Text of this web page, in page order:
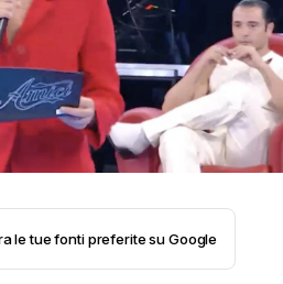
le tue fonti preferite su Google